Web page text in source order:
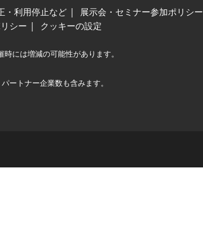
・利用停止など 展示会・セミナー参加ポリシー
シー クッキーの設定
には増減の可能性があります。
ートナー企業数も含みます。